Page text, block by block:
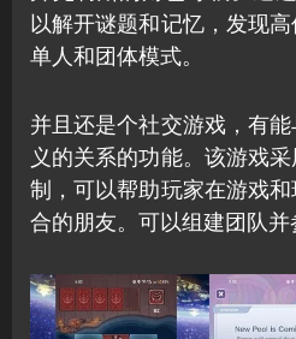
以解开谜题和记忆，发现
单人和团体模式。
并且还是个社交游戏，有
义的关系的功能。该游戏
制，可以帮助玩家在游戏
合的朋友。可以组建团队并